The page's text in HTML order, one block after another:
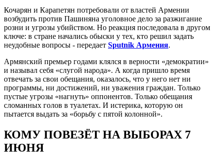
Кочарян и Карапетян потребовали от властей Армении
возбудить против Пашиняна уголовное дело за разжигание
розни и угрозы убийством. Но реакция последовала в другом
ключе: в стране начались обыски у тех, кто решил задать
неудобные вопросы - передает Sputnik Армения.
Армянский премьер годами клялся в верности «демократии»
и называл себя «слугой народа». А когда пришло время
отвечать за свои обещания, оказалось, что у него нет ни
программы, ни достижений, ни уважения граждан. Только
пустые угрозы «нагнуть» оппонентов. Только обещания
сломанных голов в туалетах. И истерика, которую он
пытается выдать за «борьбу с пятой колонной».
КОМУ ПОВЕЗЁТ НА ВЫБОРАХ 7
ИЮНЯ